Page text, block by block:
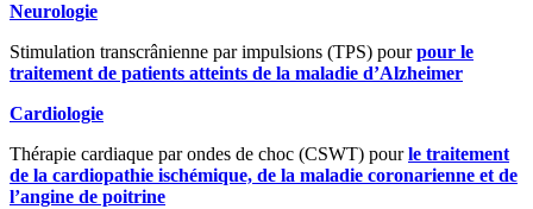
Neurologie
Stimulation transcrânienne par impulsions (TPS) pourpour le
traitement de patients atteints de la maladie d’Alzheimer
Cardiologie
Thérapie cardiaque par ondes de choc (CSWT) pourle traitement
de la cardiopathie ischémique, de la maladie coronarienne et de
l’angine de poitrine